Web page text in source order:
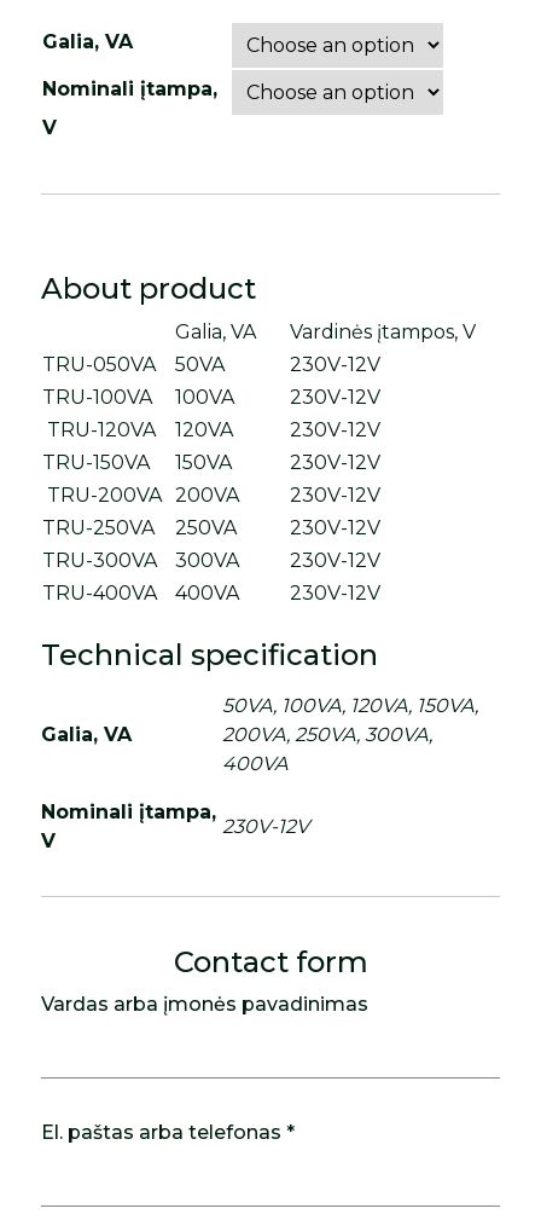
Galia, VA
Nominali įtampa,
V
About product
Galia, VA
Vardinės įtampos, V
TRU-050VA
50VA
230V-12V
TRU-100VA
100VA
230V-12V
TRU-120VA
120VA
230V-12V
TRU-150VA
150VA
230V-12V
TRU-200VA
200VA
230V-12V
TRU-250VA
250VA
230V-12V
TRU-300VA
300VA
230V-12V
TRU-400VA
400VA 230V-12V
Technical specification
Galia, VA
50VA, 100VA, 120VA, 150VA,
200VA, 250VA, 300VA,
400VA
Nominali įtampa,
V
230V-12V
Contact form
Vardas arba įmonės pavadinimas
El. paštas arba telefonas *